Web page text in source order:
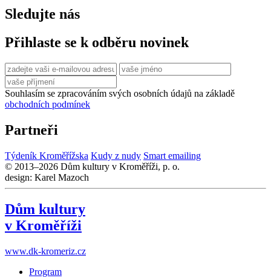
Sledujte nás
Přihlaste se k odběru novinek
Souhlasím se zpracováním svých osobních údajů na základě
obchodních podmínek
Partneři
Týdeník Kroměřížska Kudy z nudy Smart emailing
© 2013–2026 Dům kultury v Kroměříži, p. o.
design: Karel Mazoch
Dům kultury
v Kroměříži
www.dk-kromeriz.cz
Program